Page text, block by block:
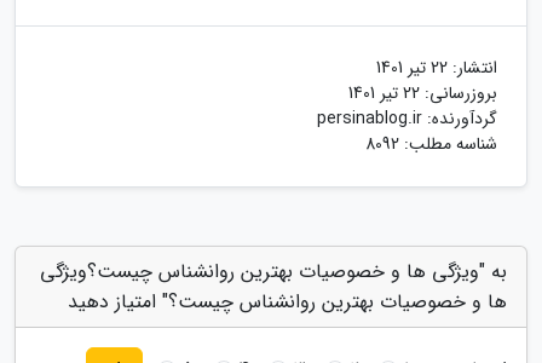
انتشار: 22 تیر 1401
بروزرسانی: 22 تیر 1401
گردآورنده: persinablog.ir
شناسه مطلب: 8092
به "ویژگی ها و خصوصیات بهترین روانشناس چیست؟ویژگی
ها و خصوصیات بهترین روانشناس چیست؟" امتیاز دهید